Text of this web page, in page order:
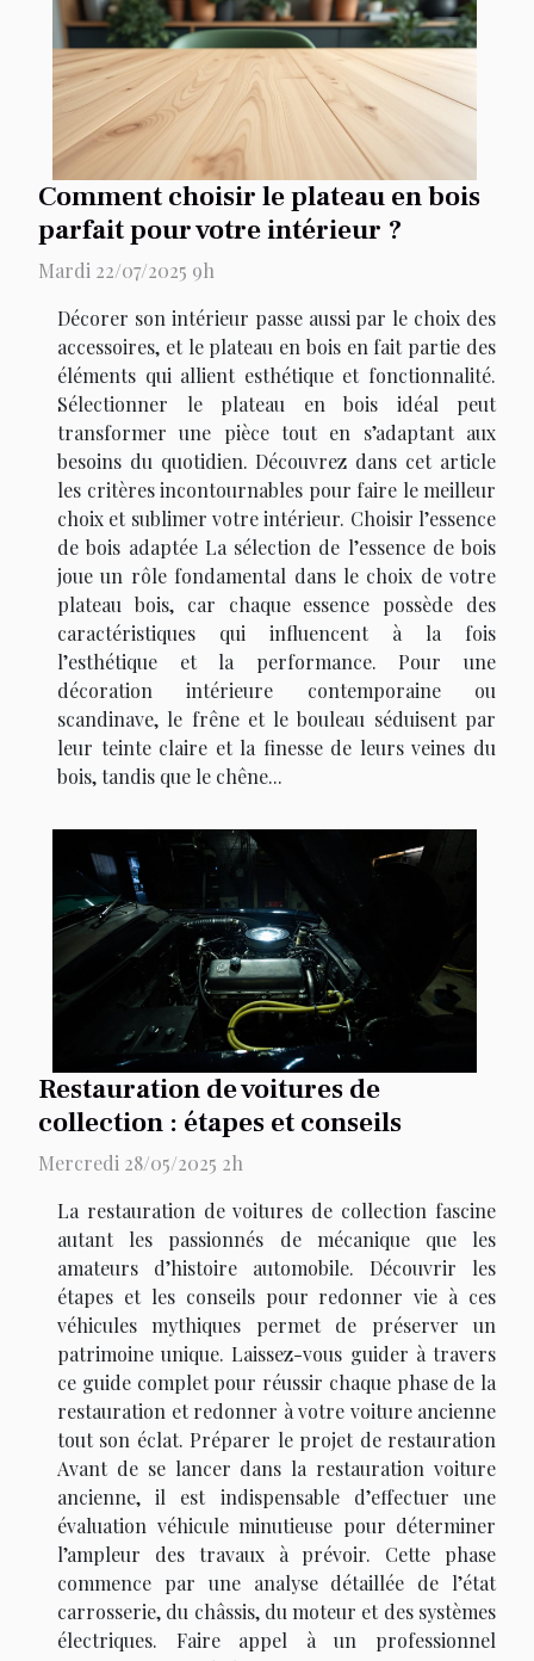
Comment choisir le plateau en bois
parfait pour votre intérieur ?
Mardi 22/07/2025 9h
Décorer son intérieur passe aussi par le choix des
accessoires, et le plateau en bois en fait partie des
éléments qui allient esthétique et fonctionnalité.
Sélectionner le plateau en bois idéal peut
transformer une pièce tout en s’adaptant aux
besoins du quotidien. Découvrez dans cet article
les critères incontournables pour faire le meilleur
choix et sublimer votre intérieur. Choisir l’essence
de bois adaptée La sélection de l’essence de bois
joue un rôle fondamental dans le choix de votre
plateau bois, car chaque essence possède des
caractéristiques qui influencent à la fois
l’esthétique et la performance. Pour une
décoration intérieure contemporaine ou
scandinave, le frêne et le bouleau séduisent par
leur teinte claire et la finesse de leurs veines du
bois, tandis que le chêne...
Restauration de voitures de
collection : étapes et conseils
Mercredi 28/05/2025 2h
La restauration de voitures de collection fascine
autant les passionnés de mécanique que les
amateurs d’histoire automobile. Découvrir les
étapes et les conseils pour redonner vie à ces
véhicules mythiques permet de préserver un
patrimoine unique. Laissez-vous guider à travers
ce guide complet pour réussir chaque phase de la
restauration et redonner à votre voiture ancienne
tout son éclat. Préparer le projet de restauration
Avant de se lancer dans la restauration voiture
ancienne, il est indispensable d’effectuer une
évaluation véhicule minutieuse pour déterminer
l’ampleur des travaux à prévoir. Cette phase
commence par une analyse détaillée de l’état
carrosserie, du châssis, du moteur et des systèmes
électriques. Faire appel à un professionnel